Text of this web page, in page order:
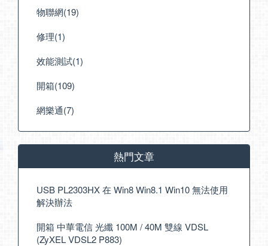
物聯網(19)
修理(1)
效能測試(1)
開箱(109)
網樂通(7)
熱門文章
USB PL2303HX 在 Win8 Win8.1 Win10 無法使用
解決辦法
開箱 中華電信 光纖 100M / 40M 雙線 VDSL
(ZyXEL VDSL2 P883)